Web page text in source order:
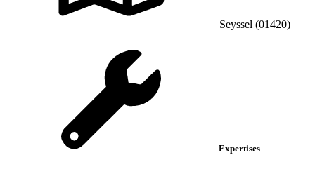
Seyssel (01420)
Expertises